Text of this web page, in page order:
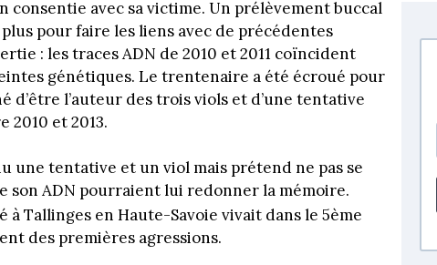
avec sa victime. Un prélèvement buccal
pour faire les liens avec de précédentes
: les traces ADN de 2010 et 2011 coïncident
génétiques. Le trentenaire a été écroué pour
d’être l’auteur des trois viols et d’une tentative
2010 et 2013.
une tentative et un viol mais prétend ne pas se
son ADN pourraient lui redonner la mémoire.
à Tallinges en Haute-Savoie vivait dans le 5ème
des premières agressions.